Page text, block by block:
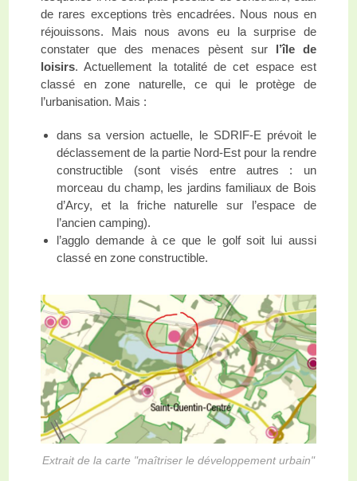
de rares exceptions très encadrées. Nous nous en
réjouissons. Mais nous avons eu la surprise de
constater que des menaces pèsent surl’île de
loisirs. Actuellement la totalité de cet espace est
classé en zone naturelle, ce qui le protège de
l’urbanisation. Mais :
dans sa version actuelle, le SDRIF-E prévoit le
déclassement de la partie Nord-Est pour la rendre
constructible (sont visés entre autres : un
morceau du champ, les jardins familiaux de Bois
d’Arcy, et la friche naturelle sur l’espace de
l’ancien camping).
l’agglo demande à ce que le golf soit lui aussi
classé en zone constructible.
Extrait de la carte "maîtriser le développement urbain"